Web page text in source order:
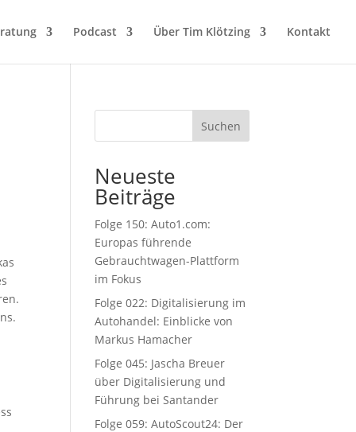
Podcast Über Tim Klötzing Kontakt
Suchen
Neueste
Beiträge
Folge 150: Auto1.com:
Europas führende
Gebrauchtwagen-Plattform
im Fokus
Folge 022: Digitalisierung im
Autohandel: Einblicke von
Markus Hamacher
Folge 045: Jascha Breuer
über Digitalisierung und
Führung bei Santander
Folge 059: AutoScout24: Der